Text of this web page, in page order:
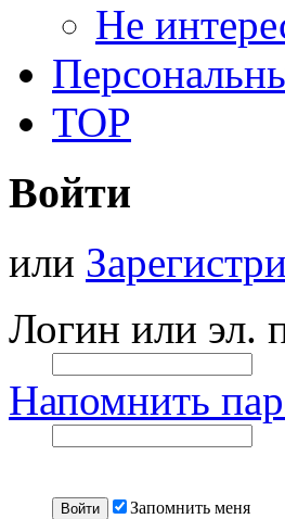
Не
TOP
Войти
или
Логин или эл.
Напомнить
Запомнить меня